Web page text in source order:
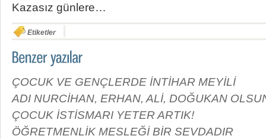
Kazasız günlere…
Etiketler
ÇOCUK VE GENÇLERDE İNTİHAR MEYİLİ
ADI NURCİHAN, ERHAN, ALİ, DOĞUKAN
ÇOCUK İSTİSMARI YETER ARTIK!
ÖĞRETMENLİK MESLEĞİ BİR SEVDADIR